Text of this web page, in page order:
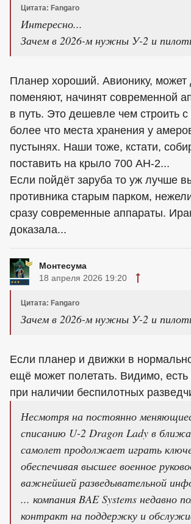
Цитата: Fangaro
Интересно...
Зачем в 2026-м нужны У-2 и
Планер хороший. Авионику, может
поменяют, начинят современной
в путь. Это дешевле чем строить
более что места хранения у
пустынях. Наши тоже, кстати,
поставить на крыло 700 АН-2...
Если пойдёт заруба то уж лучше
противника старым парком,
сразу современные аппараты.
доказала...
Монтесума
18 апреля 2026 19:20
Цитата: Fangaro
Зачем в 2026-м нужны У-2 и
Если планер и движки в
ещё может полетать. Видимо,
при наличии беспилотных
Несмотря на постоянно
списанию U-2 Dragon Lady в
самолет продолжает играть
обеспечивая высшее военное
важнейшей разведывательной
... компания BAE Systems недавно
контракт на поддержку и